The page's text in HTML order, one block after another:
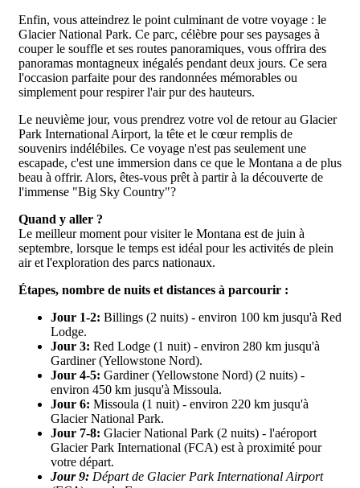
Enfin, vous atteindrez le point culminant de votre voyage : le
Glacier National Park. Ce parc, célèbre pour ses paysages à
couper le souffle et ses routes panoramiques, vous offrira des
panoramas montagneux inégalés pendant deux jours. Ce sera
l'occasion parfaite pour des randonnées mémorables ou
simplement pour respirer l'air pur des hauteurs.
Le neuvième jour, vous prendrez votre vol de retour au Glacier
Park International Airport, la tête et le cœur remplis de
souvenirs indélébiles. Ce voyage n'est pas seulement une
escapade, c'est une immersion dans ce que le Montana a de plus
beau à offrir. Alors, êtes-vous prêt à partir à la découverte de
l'immense "Big Sky Country"?
Quand y aller ?
Le meilleur moment pour visiter le Montana est de juin à
septembre, lorsque le temps est idéal pour les activités de plein
air et l'exploration des parcs nationaux.
Étapes, nombre de nuits et distances à parcourir :
Jour 1-2: Billings (2 nuits) - environ 100 km jusqu'à Red
Lodge.
Jour 3: Red Lodge (1 nuit) - environ 280 km jusqu'à
Gardiner (Yellowstone Nord).
Jour 4-5: Gardiner (Yellowstone Nord) (2 nuits) -
environ 450 km jusqu'à Missoula.
Jour 6: Missoula (1 nuit) - environ 220 km jusqu'à
Glacier National Park.
Jour 7-8: Glacier National Park (2 nuits) - l'aéroport
Glacier Park International (FCA) est à proximité pour
votre départ.
Jour 9: Départ de Glacier Park International Airport